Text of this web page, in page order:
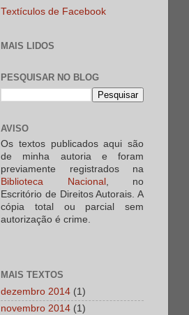
Textículos de Facebook
MAIS LIDOS
PESQUISAR NO BLOG
AVISO
Os textos publicados aqui são
de minha autoria e foram
previamente registrados na
Biblioteca Nacional , no
Escritório de Direitos Autorais. A
cópia total ou parcial sem
autorização é crime.
MAIS TEXTOS
dezembro 2014 (1)
novembro 2014 (1)